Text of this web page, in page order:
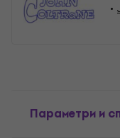
Параметри и